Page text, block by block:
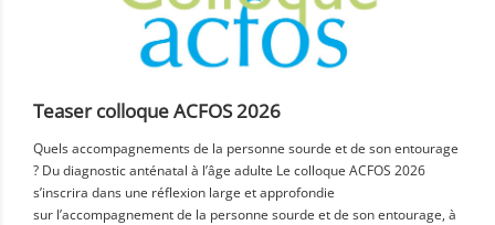
Teaser colloque ACFOS 2026
Quels accompagnements de la personne sourde et de son entourage
? Du diagnostic anténatal à l’âge adulte Le colloque ACFOS 2026
s’inscrira dans une réflexion large et approfondie
sur l’accompagnement de la personne sourde et de son entourage, à